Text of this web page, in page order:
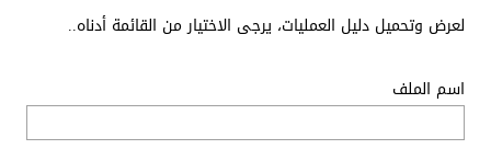
لعرض وتحميل دليل العمليات، يرجى الاختيار من القائمة أدناه..
اسم الملف